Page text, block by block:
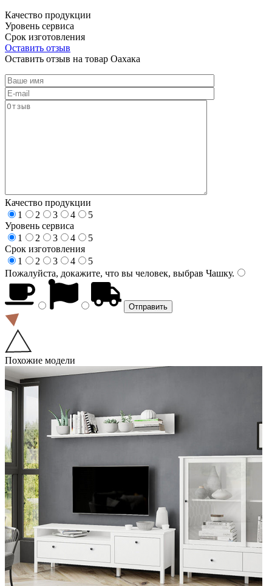
Качество продукции
Уровень сервиса
Срок изготовления
Оставить отзыв
Оставить отзыв на товар Оахака
Качество продукции
1
2 3 4
5
Уровень сервиса
1
2 3 4
5
Срок изготовления
1
2 3 4
5
Пожалуйста, докажите, что вы человек, выбрав Чашку.
Похожие модели